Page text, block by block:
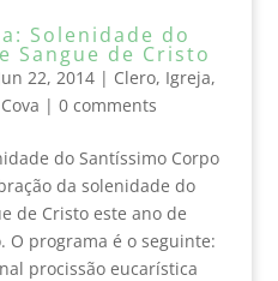
Solenidade do
Sangue de Cristo
22, 2014| Clero, Igreja,
| 0 comments
do Santíssimo Corpo
da solenidade do
de Cristo este ano de
O programa é o seguinte:
procissão eucarística